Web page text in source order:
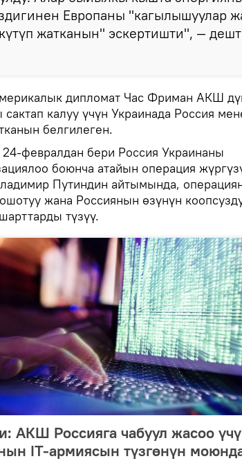
Европаны "кагылышуулар
жатканын" эскертишти", —
дипломат Час Фриман АКШ
калуу үчүн Украинада Россия
белгилеген.
24-февралдан бери Россия Украинаны
боюнча атайын операция
Путиндин айтымында,
жана Россиянын өзүнүн
түзүү.
АКШ Россияга чабуул жасоо
IT-армиясын түзгөнүн